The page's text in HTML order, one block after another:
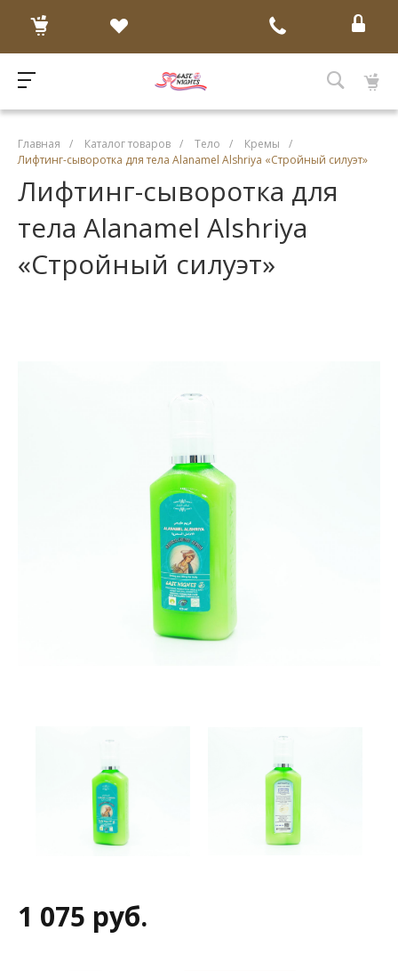
Главная / Каталог товаров / Тело / Кремы
/
Лифтинг-сыворотка для тела Alanamel Alshriya «Стройный силуэт»
Лифтинг-сыворотка для
тела Alanamel Alshriya
«Стройный силуэт»
1 075 руб.